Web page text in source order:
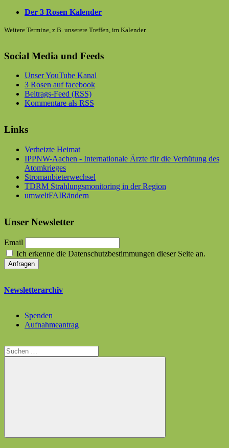
Der 3 Rosen Kalender
Weitere Termine, z.B. unserere Treffen, im Kalender.
Social Media und Feeds
Unser YouTube Kanal
3 Rosen auf facebook
Beitrags-Feed (RSS)
Kommentare als RSS
Links
Verheizte Heimat
IPPNW-Aachen - Internationale Ärzte für die Verhütung des
Atomkrieges
Stromanbieterwechsel
TDRM Strahlungsmonitoring in der Region
umweltFAIRändern
Unser Newsletter
Email
Ich erkenne die Datenschutzbestimmungen dieser Seite an.
Newsletterarchiv
Spenden
Aufnahmeantrag
Suchen
nach:
Suchen